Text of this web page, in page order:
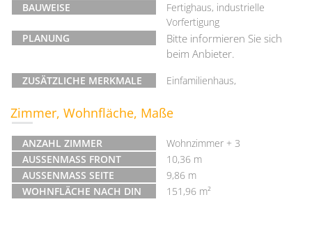
BAUWEISE
Fertighaus, industrielle
Vorfertigung
PLANUNG
Bitte informieren Sie sich
beim Anbieter.
ZUSÄTZLICHE MERKMALE Einfamilienhaus,
Zimmer, Wohnfläche, Maße
ANZAHL ZIMMER
Wohnzimmer + 3
AUSSENMASS FRONT
10,36 m
AUSSENMASS SEITE
9,86 m
WOHNFLÄCHE NACH DIN
151,96 m²